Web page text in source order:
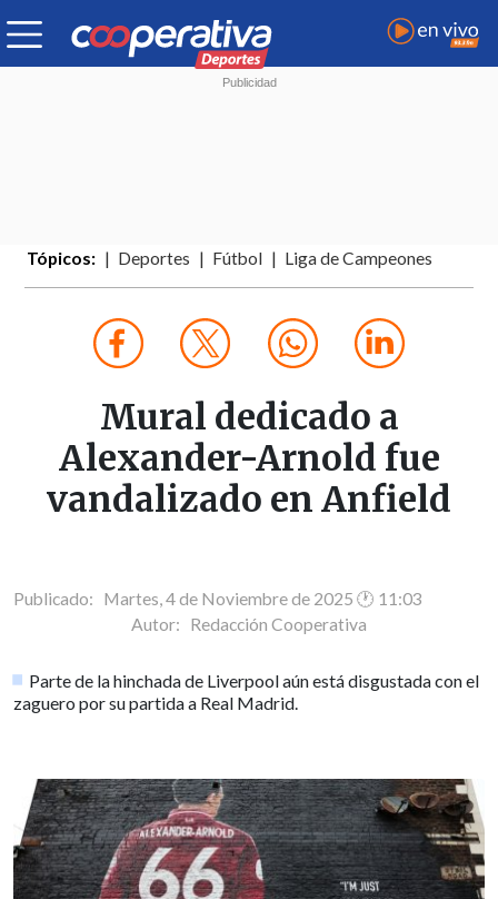
Tópicos: Deportes Fútbol Liga de Campeones
Mural dedicado a
Alexander-Arnold fue
vandalizado en Anfield
Publicado: Martes, 4 de Noviembre de 2025 🕐 11:03
Autor: Redacción Cooperativa
Parte de la hinchada de Liverpool aún está disgustada con el
zaguero por su partida a Real Madrid.